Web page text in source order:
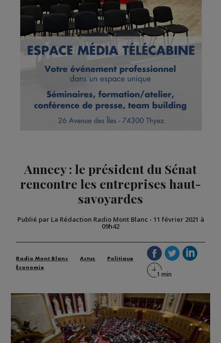
Annecy : le président du Sénat
rencontre les entreprises haut-
savoyardes
Publié par La Rédaction Radio Mont Blanc - 11 février 2021 à
09h42
Radio Mont Blanc Actus
Politique
Économie